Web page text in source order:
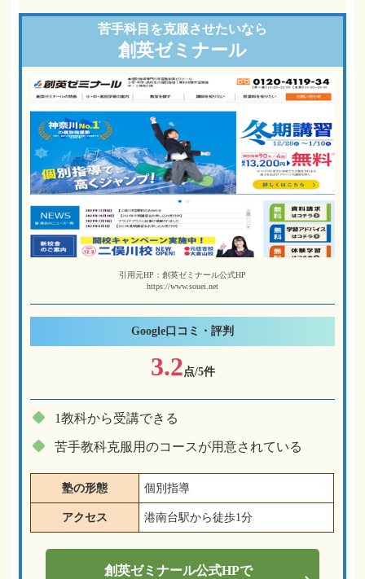
苦手科目を克服させたいなら
創英ゼミナール
引用元HP：創英ゼミナール公式HP
https://www.souei.net
Google 口コミ・評判
3.2点/5件
1教科から受講できる
苦手教科克服用のコースが用意されている
塾の形態 個別指導
アクセス 港南台駅から徒歩1分
創英ゼミナール公式HPで